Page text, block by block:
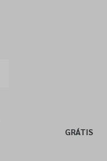
GRÁTIS